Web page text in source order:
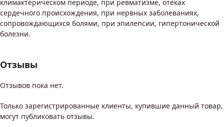
климактерическом периоде, при ревматизме, отеках
сердечного происхождения, при нервных заболеваниях,
сопровождающихся болями, при эпилепсии, гипертонической
болезни.
Отзывы
Отзывов пока нет.
Только зарегистрированные клиенты, купившие данный товар,
могут публиковать отзывы.